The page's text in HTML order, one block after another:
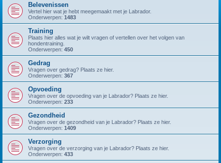
Belevenissen
Vertel hier wat je hebt meegemaakt met je Labrador.
Onderwerpen: 1483
Training
Plaats hier alles wat je wilt vragen of vertellen over het volgen van
hondentraining.
Onderwerpen: 450
Gedrag
Vragen over gedrag? Plaats ze hier.
Onderwerpen: 367
Opvoeding
Vragen over de opvoeding van je Labrador? Plaats ze hier.
Onderwerpen: 233
Gezondheid
Vragen over de gezondheid van je Labrador? Plaats ze hier.
Onderwerpen: 1409
Verzorging
Vragen over de verzorging van je Labrador? Plaats ze hier.
Onderwerpen: 433